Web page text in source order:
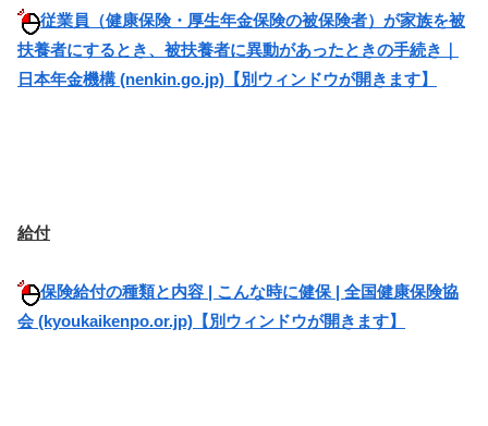
従業員（健康保険・厚生年金保険の被保険者）が家族を被
扶養者にするとき、被扶養者に異動があったときの手続き｜
日本年金機構 (nenkin.go.jp)【別ウィンドウが開きます】
給付
保険給付の種類と内容 | こんな時に健保 | 全国健康保険協
会 (kyoukaikenpo.or.jp)【別ウィンドウが開きます】